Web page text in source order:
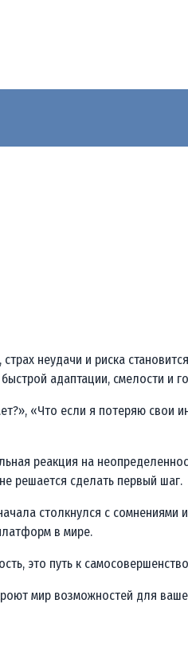
неудачи и риска
адаптации, смелости и
«Что если я потеряю свои
реакция на
решается сделать первый шаг.
столкнулся с сомнениями и
в мире.
это путь к
мир возможностей для